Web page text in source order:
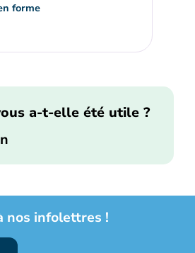
forme
a-t-elle été utile ?
nos infolettres !